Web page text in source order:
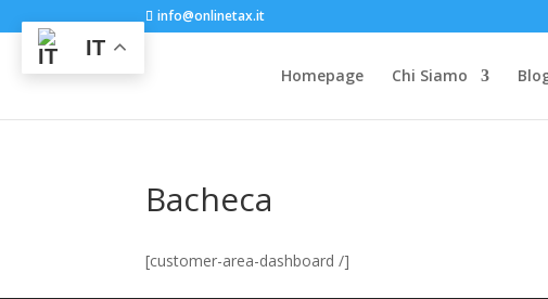
info@onlinetax.it
Homepage Chi Siamo
Bacheca
[customer-area-dashboard /]
IT